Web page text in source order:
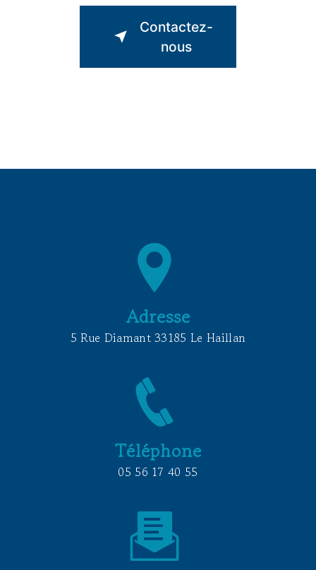
Contactez-
nous
Adresse
5 Rue Diamant 33185 Le Haillan
Téléphone
05 56 17 40 55